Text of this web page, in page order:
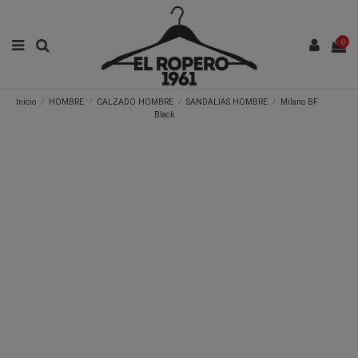
0
Inicio HOMBRE CALZADO HOMBRE SANDALIAS HOMBRE
Milano BF
Black